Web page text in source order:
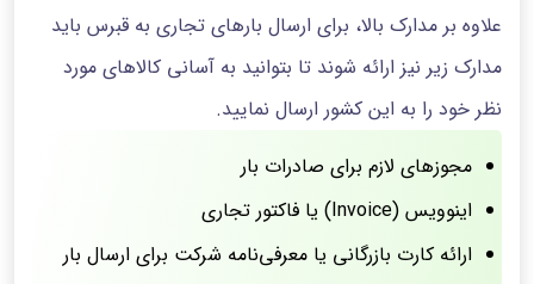
علاوه بر مدارک بالا، برای ارسال بارهای تجاری به قبرس باید
مدارک زیر نیز ارائه شوند تا بتوانید به آسانی کالاهای مورد
نظر خود را به این کشور ارسال نمایید.
مجوزهای لازم برای صادرات بار
اینوویس (Invoice) یا فاکتور تجاری
ارائه کارت بازرگانی یا معرفی‌نامه شرکت برای ارسال بار